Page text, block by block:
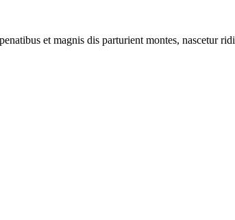
et magnis dis parturient montes, nascetur